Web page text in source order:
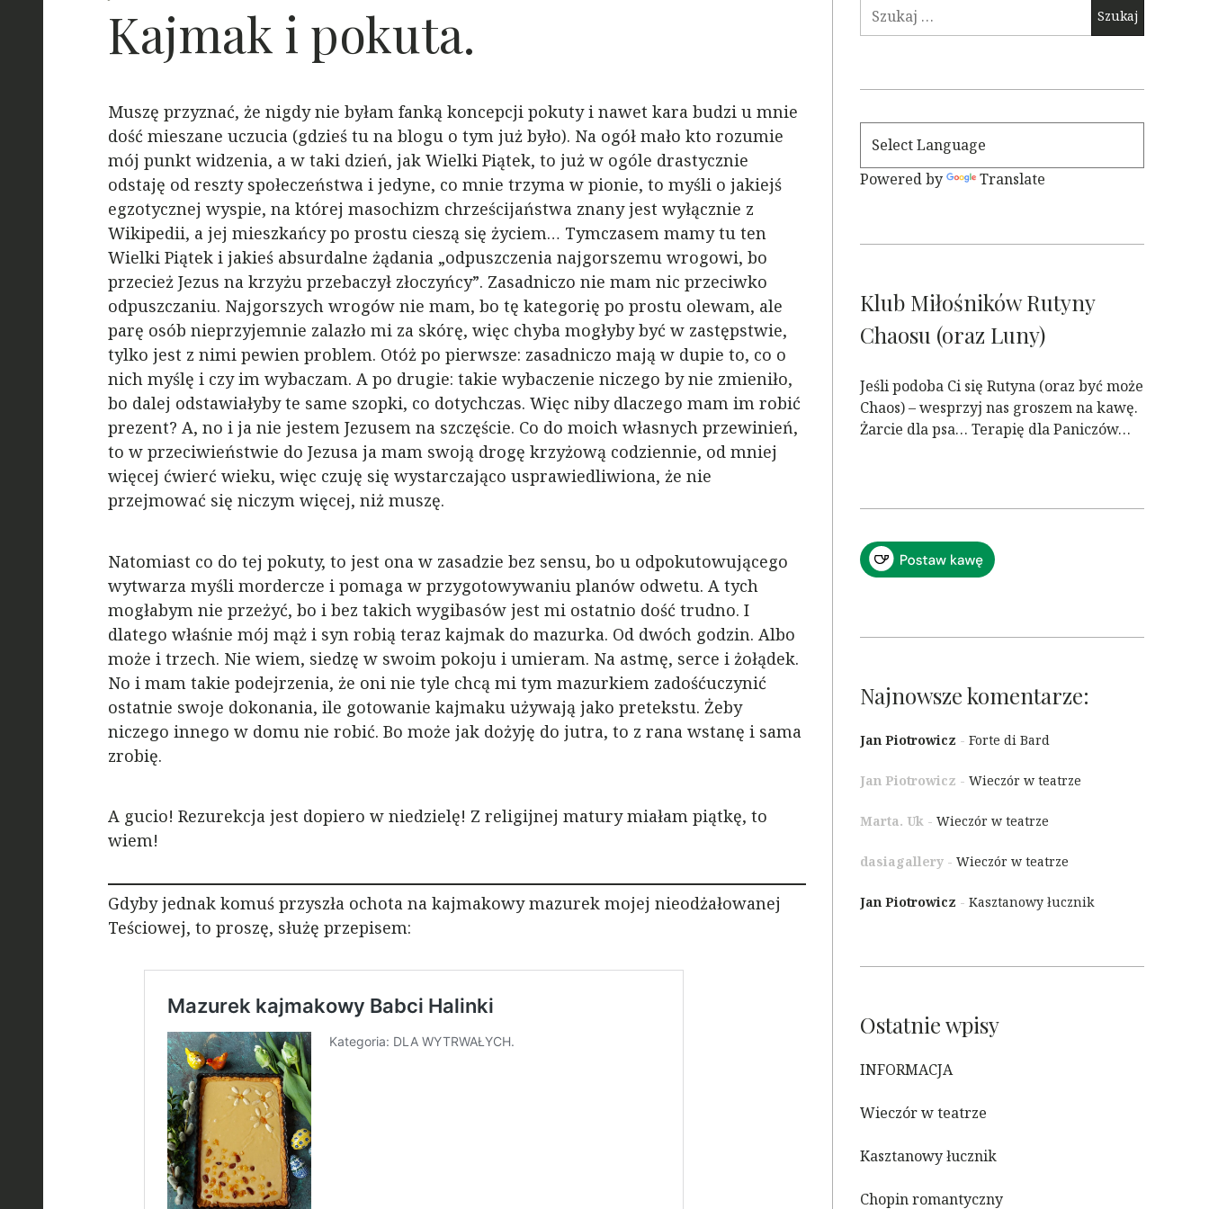
Kajmak i pokuta.
Muszę przyznać, że nigdy nie byłam fanką koncepcji pokuty i nawet kara budzi u mnie
dość mieszane uczucia (gdzieś tu na blogu o tym już było). Na ogół mało kto rozumie
mój punkt widzenia, a w taki dzień, jak Wielki Piątek, to już w ogóle drastycznie
odstaję od reszty społeczeństwa i jedyne, co mnie trzyma w pionie, to myśli o jakiejś
egzotycznej wyspie, na której masochizm chrześcijaństwa znany jest wyłącznie z
Wikipedii, a jej mieszkańcy po prostu cieszą się życiem… Tymczasem mamy tu ten
Wielki Piątek i jakieś absurdalne żądania „odpuszczenia najgorszemu wrogowi, bo
przecież Jezus na krzyżu przebaczył złoczyńcy”. Zasadniczo nie mam nic przeciwko
odpuszczaniu. Najgorszych wrogów nie mam, bo tę kategorię po prostu olewam, ale
parę osób nieprzyjemnie zalazło mi za skórę, więc chyba mogłyby być w zastępstwie,
tylko jest z nimi pewien problem. Otóż po pierwsze: zasadniczo mają w dupie to, co o
nich myślę i czy im wybaczam. A po drugie: takie wybaczenie niczego by nie zmieniło,
bo dalej odstawiałyby te same szopki, co dotychczas. Więc niby dlaczego mam im robić
prezent? A, no i ja nie jestem Jezusem na szczęście. Co do moich własnych przewinień,
to w przeciwieństwie do Jezusa ja mam swoją drogę krzyżową codziennie, od mniej
więcej ćwierć wieku, więc czuję się wystarczająco usprawiedliwiona, że nie
przejmować się niczym więcej, niż muszę.
Natomiast co do tej pokuty, to jest ona w zasadzie bez sensu, bo u odpokutowującego
wytwarza myśli mordercze i pomaga w przygotowywaniu planów odwetu. A tych
mogłabym nie przeżyć, bo i bez takich wygibasów jest mi ostatnio dość trudno. I
dlatego właśnie mój mąż i syn robią teraz kajmak do mazurka. Od dwóch godzin. Albo
może i trzech. Nie wiem, siedzę w swoim pokoju i umieram. Na astmę, serce i żołądek.
No i mam takie podejrzenia, że oni nie tyle chcą mi tym mazurkiem zadośćuczynić
ostatnie swoje dokonania, ile gotowanie kajmaku używają jako pretekstu. Żeby
niczego innego w domu nie robić. Bo może jak dożyję do jutra, to z rana wstanę i sama
zrobię.
A gucio! Rezurekcja jest dopiero w niedzielę! Z religijnej matury miałam piątkę, to
wiem!
Gdyby jednak komuś przyszła ochota na kajmakowy mazurek mojej nieodżałowanej
Teściowej, to proszę, służę przepisem:
Szukaj:
Powered by Translate
Klub Miłośników Rutyny
Chaosu (oraz Luny)
Jeśli podoba Ci się Rutyna (oraz być może
Chaos) – wesprzyj nas groszem na kawę.
Żarcie dla psa… Terapię dla Paniczów…
Najnowsze komentarze:
Jan Piotrowicz -Forte di Bard
Jan Piotrowicz -Wieczór w teatrze
Marta. Uk -Wieczór w teatrze
dasiagallery -Wieczór w teatrze
Jan Piotrowicz -Kasztanowy łucznik
Ostatnie wpisy
INFORMACJA
Wieczór w teatrze
Kasztanowy łucznik
Chopin romantyczny